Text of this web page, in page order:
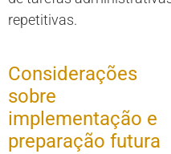
repetitivas.
Considerações
sobre
implementação e
preparação futura